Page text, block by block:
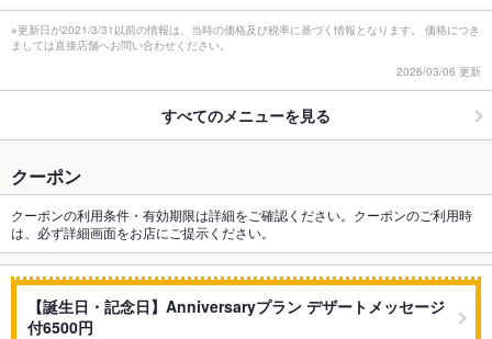
※更新日が2021/3/31以前の情報は、当時の価格及び税率に基づく情報となります。 価格につき
ましては直接店舗へお問い合わせください。
2026/03/06 更新
すべてのメニューを見る
クーポン
クーポンの利用条件・有効期限は詳細をご確認ください。クーポンのご利用時
は、必ず詳細画面をお店にご提示ください。
【誕生日・記念日】Anniversaryプラン デザートメッセージ
付6500円